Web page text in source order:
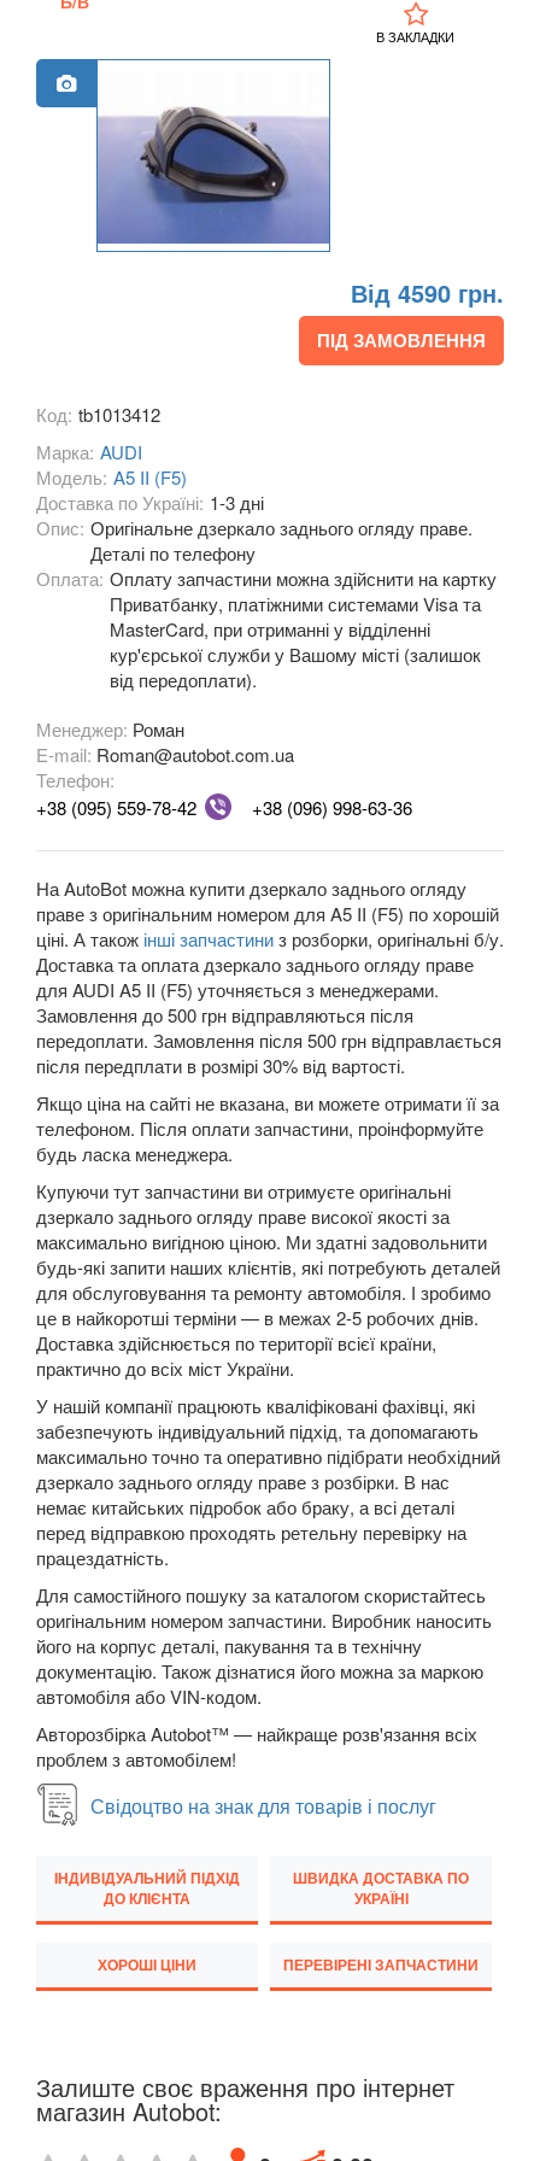
A3 IV (8Y)
A4 B6 (8E2, 8E5)
A4 B7 (8EC, 8ED)
A4 B9 Allroad Quattro (8HW)
A5 I (8T0, 8F7)
A5 I Sportback (8TA)
A5 II (F5)
A5 II Sportback (F5A)
A6 C5 (4B)
A6 Allroad Quattro C5 (4BH)
A6 Allroad Quattro C6 (4FH)
A6 C7 (4G2, 4G5)
A6 C8 (F2)
A6 C8 Allroad Quattro
A7 I Sportback (4GA)
A7 II Sportback (4G8)
A8 D3 (4E2, 4E8)
A8 D4 (4H)
A8 D5 (5H)
e-tron
e-tron Sportback
Q2
Q3 I (8UB)
Q3 Sportback (FY)
Q5 I (8RB)
Q5 II (FY, 80A)
Q5 II (80A) Sportback
Q7 I (4L)
Q7 II (4M)
Q8 I
TT I (8N3, 8N9)
TT III (FV3, FV9)
CITROEN
FORD
HONDA
Від 4590 грн.
ПІД ЗАМОВЛЕННЯ
В ЗАКЛАДКИ
Код: tb1013412
Марка: AUDI
Модель: A5 II (F5)
Доставка по Україні: 1-3 дні
Опис: Оригінальне дзеркало заднього огляду праве.
Деталі по телефону
Оплата: Оплату запчастини можна здійснити на картку
Приватбанку, платіжними системами Visa та
MasterCard, при отриманні у відділенні
кур'єрської служби у Вашому місті (залишок
від передоплати).
Менеджер: Роман
E-mail: Roman@autobot.com.ua
Телефон:
+38 (095) 559-78-42
+38 (096) 998-63-36
На AutoBot можна купити дзеркало заднього огляду
праве з оригінальним номером для A5 II (F5) по хорошій
ціні. А також інші запчастиниз розборки, оригінальні б/у.
Доставка та оплата дзеркало заднього огляду праве
для AUDI A5 II (F5) уточняється з менеджерами.
Замовлення до 500 грн відправляються після
передоплати. Замовлення після 500 грн відправлається
після передплати в розмірі 30% від вартості.
Якщо ціна на сайті не вказана, ви можете отримати її за
телефоном. Після оплати запчастини, проінформуйте
будь ласка менеджера.
Купуючи тут запчастини ви отримуєте оригінальні
дзеркало заднього огляду праве високої якості за
максимально вигідною ціною. Ми здатні задовольнити
будь-які запити наших клієнтів, які потребують деталей
для обслуговування та ремонту автомобіля. І зробимо
це в найкоротші терміни — в межах 2-5 робочих днів.
Доставка здійснюється по території всієї країни,
практично до всіх міст України.
У нашій компанії працюють кваліфіковані фахівці, які
забезпечують індивідуальний підхід, та допомагають
максимально точно та оперативно підібрати необхідний
дзеркало заднього огляду праве з розбірки. В нас
немає китайських підробок або браку, а всі деталі
перед відправкою проходять ретельну перевірку на
працездатність.
Для самостійного пошуку за каталогом скористайтесь
оригінальним номером запчастини. Виробник наносить
його на корпус деталі, пакування та в технічну
документацію. Також дізнатися його можна за маркою
автомобіля або VIN-кодом.
Авторозбірка Autobot™ — найкраще розв'язання всіх
проблем з автомобілем!
Свідоцтво на знак для товарів і послуг
ІНДИВІДУАЛЬНИЙ ПІДХІД
ДО КЛІЄНТА
ШВИДКА ДОСТАВКА ПО
УКРАЇНІ
ХОРОШІ ЦІНИ ПЕРЕВІРЕНІ ЗАПЧАСТИНИ
Залиште своє враження про інтернет
магазин Autobot: